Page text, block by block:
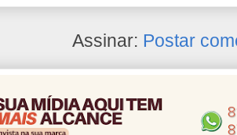
Assinar: Postar